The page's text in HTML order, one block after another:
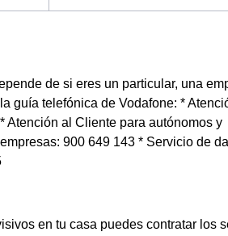
de si eres un particular, una
guía telefónica de Vodafone: *
Atención al Cliente para autónomos y
900 649 143 * Servicio de
en tu casa puedes contratar los